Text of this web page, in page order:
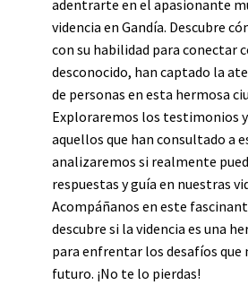
adentrarte en el apasionante
videncia en Gandía. Descubre
con su habilidad para conectar
desconocido, han captado la
de personas en esta hermosa
Exploraremos los testimonios
aquellos que han consultado a
analizaremos si realmente
respuestas y guía en nuestras
Acompáñanos en este
descubre si la videncia es una
para enfrentar los desafíos que
futuro. ¡No te lo pierdas!